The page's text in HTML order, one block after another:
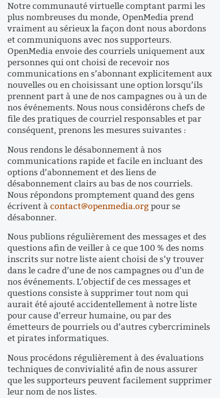
Notre communauté virtuelle comptant parmi les
plus nombreuses du monde, OpenMedia prend
vraiment au sérieux la façon dont nous abordons
et communiquons avec nos supporteurs.
OpenMedia envoie des courriels uniquement aux
personnes qui ont choisi de recevoir nos
communications en s’abonnant explicitement aux
nouvelles ou en choisissant une option lorsqu’ils
prennent part à une de nos campagnes ou à un de
nos événements. Nous nous considérons chefs de
file des pratiques de courriel responsables et par
conséquent, prenons les mesures suivantes :
Nous rendons le désabonnement à nos
communications rapide et facile en incluant des
options d’abonnement et des liens de
désabonnement clairs au bas de nos courriels.
Nous répondons promptement quand des gens
écrivent à contact@openmedia.orgpour se
désabonner.
Nous publions régulièrement des messages et des
questions afin de veiller à ce que 100 % des noms
inscrits sur notre liste aient choisi de s’y trouver
dans le cadre d’une de nos campagnes ou d’un de
nos événements. L’objectif de ces messages et
questions consiste à supprimer tout nom qui
aurait été ajouté accidentellement à notre liste
pour cause d’erreur humaine, ou par des
émetteurs de pourriels ou d’autres cybercriminels
et pirates informatiques.
Nous procédons régulièrement à des évaluations
techniques de convivialité afin de nous assurer
que les supporteurs peuvent facilement supprimer
leur nom de nos listes.